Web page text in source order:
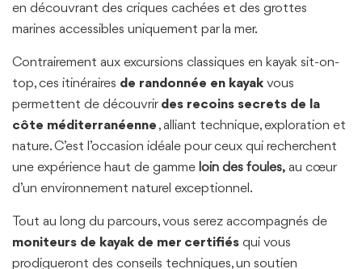
en découvrant des criques cachées et des grottes
marines accessibles uniquement par la mer.
Contrairement aux excursions classiques en kayak sit-on-
top, ces itinéraires de randonnée en kayak vous
permettent de découvrir des recoins secrets de la
côte méditerranéenne , alliant technique, exploration et
nature. C’est l’occasion idéale pour ceux qui recherchent
une expérience haut de gamme loin des foules, au cœur
d’un environnement naturel exceptionnel.
Tout au long du parcours, vous serez accompagnés de
moniteurs de kayak de mer certifiés qui vous
prodigueront des conseils techniques, un soutien